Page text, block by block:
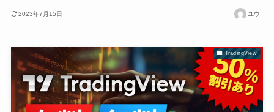
2023年7月15日 ユウ
TradingView